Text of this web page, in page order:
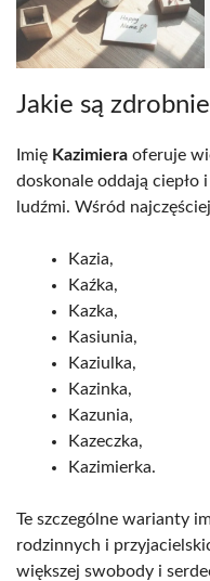
Jakie są
Imię Kazimiera oferuje
doskonale oddają
ludźmi. Wśród
Kazia,
Kaźka,
Kazka,
Kasiunia,
Kaziulka,
Kazinka,
Kazunia,
Kazeczka,
Kazimierka.
Te szczególne warianty
rodzinnych i
większej swobody i